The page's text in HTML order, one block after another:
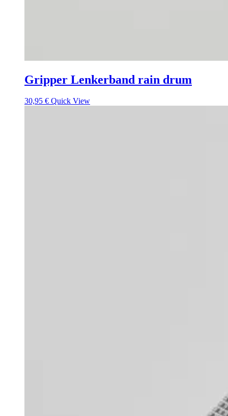
Gripper Lenkerband rain drum
30,95 € Quick View